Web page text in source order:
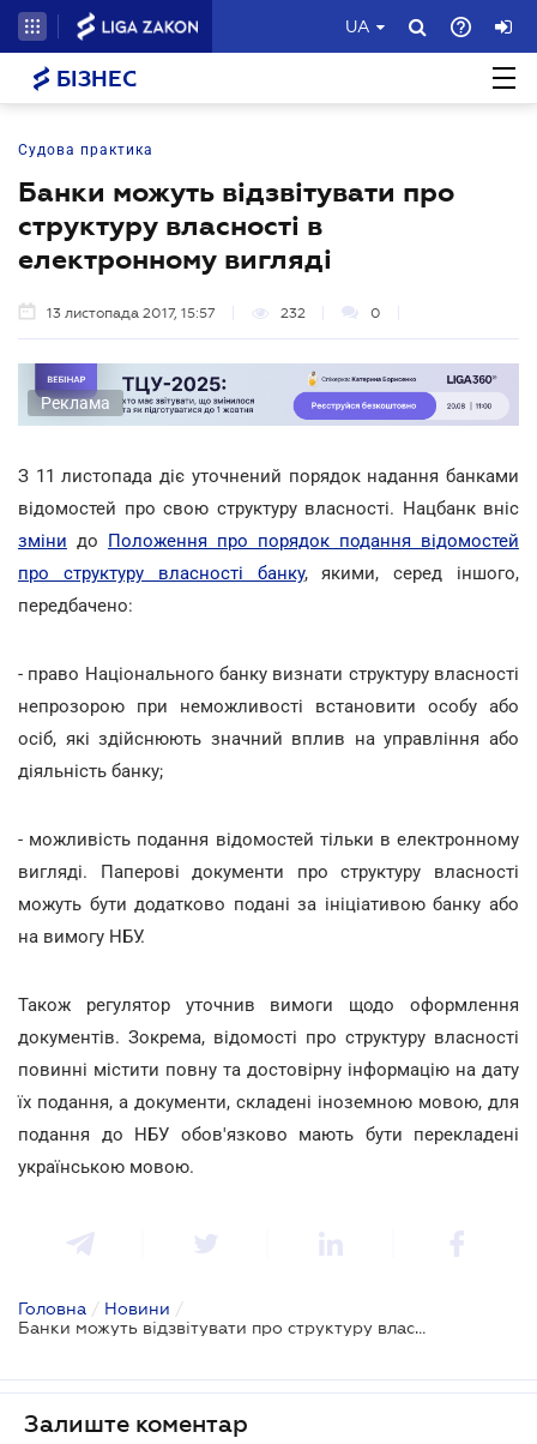
UA
БІЗНЕС
Судова практика
Банки можуть відзвітувати про
структуру власності в
електронному вигляді
13 листопада 2017, 15:57 232 0
Реклама
З 11 листопада діє уточнений порядок надання банками
відомостей про свою структуру власності. Нацбанк вніс
зміни до Положення про порядок подання відомостей
про структуру власності банку, якими, серед іншого,
передбачено:
- право Національного банку визнати структуру власності
непрозорою при неможливості встановити особу або
осіб, які здійснюють значний вплив на управління або
діяльність банку;
- можливість подання відомостей тільки в електронному
вигляді. Паперові документи про структуру власності
можуть бути додатково подані за ініціативою банку або
на вимогу НБУ.
Також регулятор уточнив вимоги щодо оформлення
документів. Зокрема, відомості про структуру власності
повинні містити повну та достовірну інформацію на дату
їх подання, а документи, складені іноземною мовою, для
подання до НБУ обов'язково мають бути перекладені
українською мовою.
Головна / Новини /
Банки можуть відзвітувати про структуру власності в електронному вигляді
Залиште коментар